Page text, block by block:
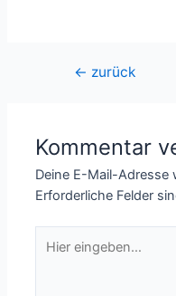
Beitragsnavigation
← zurück
Kommentar
Deine E-Mail-
Erforderliche Felder
eingeben…